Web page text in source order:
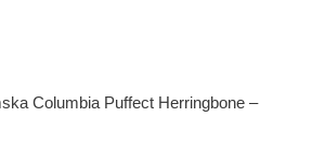
Columbia Puffect Herringbone –